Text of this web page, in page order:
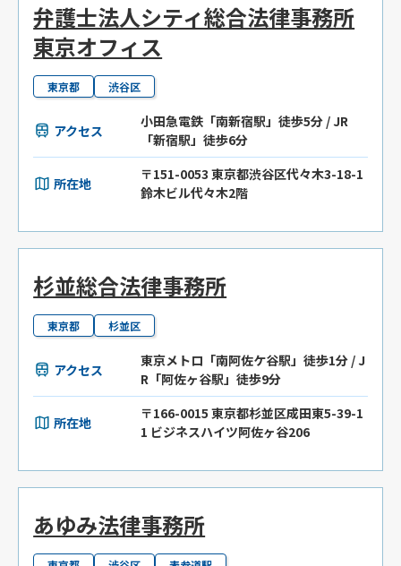
弁護士法人シティ総合法律事務所
東京オフィス
東京都 渋谷区
アクセス
小田急電鉄「南新宿駅」徒歩5分 / JR
「新宿駅」徒歩6分
所在地
〒151-0053 東京都渋谷区代々木3-18-1
鈴木ビル代々木2階
杉並総合法律事務所
東京都 杉並区
アクセス
東京メトロ「南阿佐ケ谷駅」徒歩1分 / J
R「阿佐ヶ谷駅」徒歩9分
所在地
〒166-0015 東京都杉並区成田東5-39-1
1 ビジネスハイツ阿佐ヶ谷206
あゆみ法律事務所